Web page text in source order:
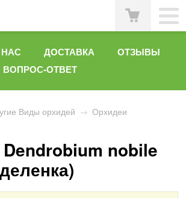
ДОСТАВКА
ОТЗЫВЫ
ВОПРОС-ОТВЕТ
Виды орхидей → Орхидеи
nobile